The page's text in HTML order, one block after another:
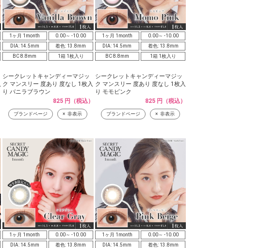
1ヶ月 1month
0.00～ -10.00
DIA: 14.5mm
着色: 13.8mm
BC 8.8mm
1箱 1枚入り
シークレットキャンディーマジッ
ク マンスリー 度あり 度なし 1枚入
り バニラブラウン
825 円（税込）
ブランドページ 非表示
1ヶ月 1month
0.00～ -10.00
DIA: 14.5mm
着色: 13.8mm
BC 8.8mm
1箱 1枚入り
シークレットキャンディーマジッ
ク マンスリー 度あり 度なし 1枚入
り モモピンク
825 円（税込）
ブランドページ 非表示
1ヶ月 1month
0.00～ -10.00
DIA: 14.5mm
着色: 13.8mm
1ヶ月 1month
0.00～ -10.00
DIA: 14.5mm
着色: 13.8mm